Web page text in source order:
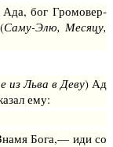
бог Громовер­
Саму-Элю, Месяцу,
из Льва в Деву) Ад
ему:
Бога,— иди со